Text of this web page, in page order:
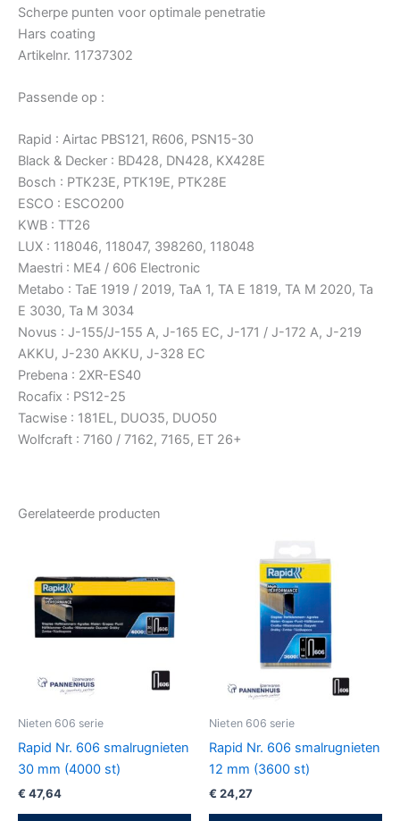
Scherpe punten voor optimale penetratie
Hars coating
Artikelnr. 11737302
Passende op :
Rapid : Airtac PBS121, R606, PSN15-30
Black & Decker : BD428, DN428, KX428E
Bosch : PTK23E, PTK19E, PTK28E
ESCO : ESCO200
KWB : TT26
LUX : 118046, 118047, 398260, 118048
Maestri : ME4 / 606 Electronic
Metabo : TaE 1919 / 2019, TaA 1, TA E 1819, TA M 2020, Ta
E 3030, Ta M 3034
Novus : J-155/J-155 A, J-165 EC, J-171 / J-172 A, J-219
AKKU, J-230 AKKU, J-328 EC
Prebena : 2XR-ES40
Rocafix : PS12-25
Tacwise : 181EL, DUO35, DUO50
Wolfcraft : 7160 / 7162, 7165, ET 26+
Gerelateerde producten
Nieten 606 serie
Rapid Nr. 606 smalrugnieten
30 mm (4000 st)
€ 47,64
Nieten 606 serie
Rapid Nr. 606 smalrugnieten
12 mm (3600 st)
€ 24,27